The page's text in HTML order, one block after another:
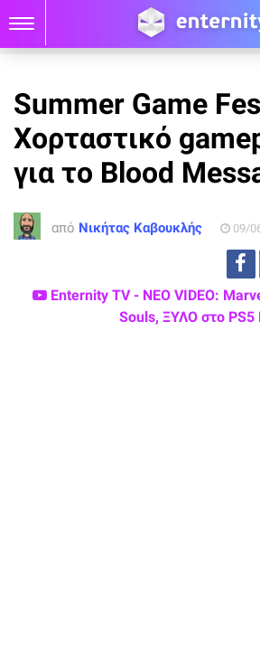
Summer Game
Χορταστικό
για το Blood
από Νικήτας Καβουκλής 09/
Enternity TV - ΝΕΟ VIDEO:
Souls, ΞΥΛΟ στο PS5